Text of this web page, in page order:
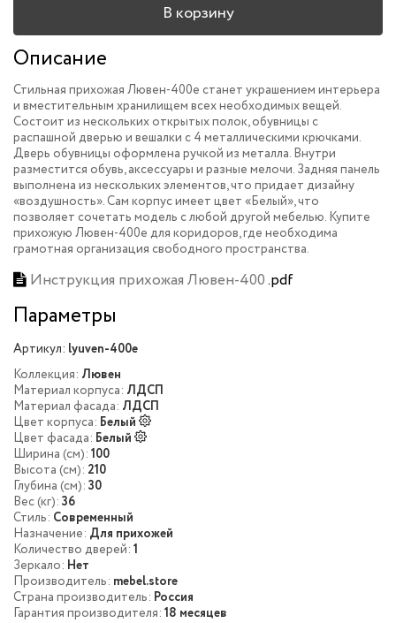
В корзину
Описание
Стильная прихожая Лювен-400e станет украшением интерьера
и вместительным хранилищем всех необходимых вещей.
Состоит из нескольких открытых полок, обувницы с
распашной дверью и вешалки с 4 металлическими крючками.
Дверь обувницы оформлена ручкой из металла. Внутри
разместится обувь, аксессуары и разные мелочи. Задняя панель
выполнена из нескольких элементов, что придает дизайну
«воздушность». Сам корпус имеет цвет «Белый», что
позволяет сочетать модель с любой другой мебелью. Купите
прихожую Лювен-400e для коридоров, где необходима
грамотная организация свободного пространства.
Инструкция прихожая Лювен-400.pdf
Параметры
Артикул: lyuven-400e
Коллекция: Лювен
Материал корпуса: ЛДСП
Материал фасада: ЛДСП
Цвет корпуса: Белый
Цвет фасада: Белый
Ширина (см): 100
Высота (см): 210
Глубина (см): 30
Вес (кг): 36
Стиль: Современный
Назначение: Для прихожей
Количество дверей: 1
Зеркало: Нет
Производитель: mebel.store
Страна производитель: Россия
Гарантия производителя: 18 месяцев